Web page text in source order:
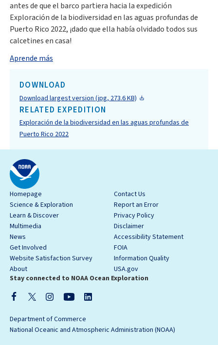
antes de que el barco partiera hacia la expedición
Exploración de la biodiversidad en las aguas profundas de
Puerto Rico 2022, ¡dado que ella había olvidado todos sus
calcetines en casa!
Aprende más
DOWNLOAD
Download largest version (jpg, 273.6 KB)
RELATED EXPEDITION
Exploración de la biodiversidad en las aguas profundas de
Puerto Rico 2022
Homepage
Science & Exploration
Learn & Discover
Multimedia
News
Get Involved
Website Satisfaction Survey
About
Contact Us
Report an Error
Privacy Policy
Disclaimer
Accessibility Statement
FOIA
Information Quality
USA.gov
Stay connected to NOAA Ocean Exploration
Department of Commerce
National Oceanic and Atmospheric Administration (NOAA)